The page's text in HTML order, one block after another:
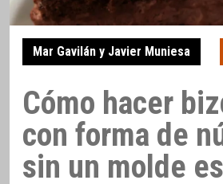
Mar Gavilán y Javier Muniesa
Cómo hacer
con forma de
sin un molde